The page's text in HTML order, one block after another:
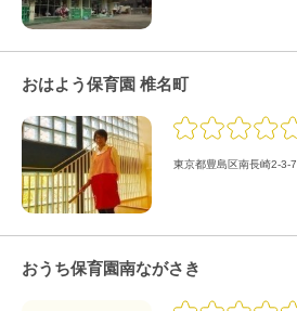
おはよう保育園 椎名町
東京都豊島区南長崎2-3-7
おうち保育園南ながさき